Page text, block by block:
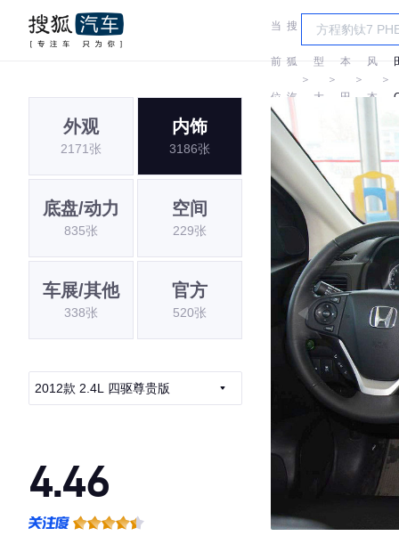
当
前
位
置:
搜
狐
汽
车
＞
车
型
大
＞
本
田
＞
东
风
本
＞
外观
2171张
内饰
3186张
底盘/动力
835张
空间
229张
车展/其他
338张
官方
520张
2012款 2.4L 四驱尊贵版
4.46